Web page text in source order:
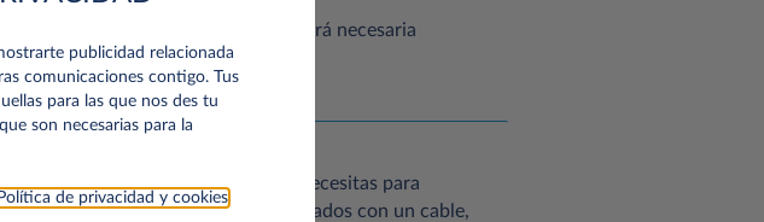
configura automáticamente y no será necesaria
El cable es el único accesorio que necesitas para
puntos de carga ya equipados con un cable,
publicidad relacionada
comunicaciones contigo. Tus
para las que nos des tu
son necesarias para la
Política de privacidad y cookies